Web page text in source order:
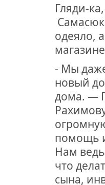
Гляди-
одеяло,
- Мы
новый
дома. —
помощь
Нам
что
сына,